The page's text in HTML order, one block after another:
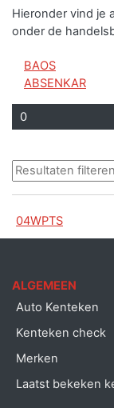
Hieronder vind je
onder de
BAOS
ABSENKAR
0
04WPTS
ALGEMEEN
Auto Kenteken
Kenteken check
Merken
Laatst bekeken